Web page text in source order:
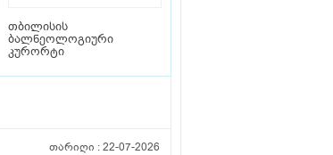
თბილისის
ბალნეოლოგიური
კურორტი
თარიღი :22-07-2026